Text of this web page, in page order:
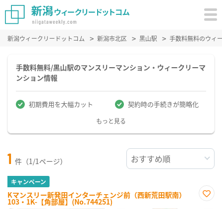
新潟ウィークリードットコム 新潟市北区 黒山駅 手数料無料のウィ
手数料無料/黒山駅のマンスリーマンション・ウィークリーマ
ンション情報
初期費用を大幅カット 契約時の手続きが簡略化
もっと見る
1 件（1/1ページ）
キャンペーン
Kマンスリー新発田インターチェンジ前（西新荒田駅南）
103・1K-【角部屋】(No.744251)